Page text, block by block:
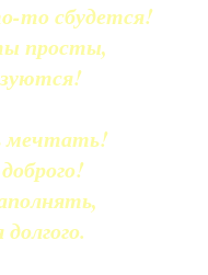
то сбудется!
просты,
мечтать!